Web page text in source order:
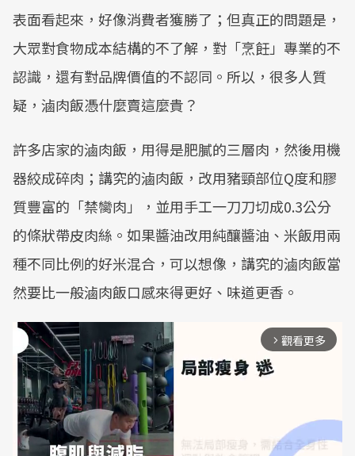
表面看起來，好像消費者獲勝了；但真正的問題是，
大眾對食物成本結構的不了解，對「烹飪」專業的不
認識，還有對品牌價值的不認同。所以，很多人質
疑，滷肉飯憑什麼賣這麼貴？
許多店家的滷肉飯，用得是肥膩的三層肉，然後用機
器絞成碎肉；講究的滷肉飯，改用豬頸部位Q度和膠
質豐富的「禁臠肉」，並用手工一刀刀切成0.3公分
的條狀帶皮肉絲。如果醬油改用純釀醬油、米飯用兩
種不同比例的好米混合，可以想像，講究的滷肉飯當
然要比一般滷肉飯口感來得更好、味道更香。
arrow_forward_ios 觀看更多